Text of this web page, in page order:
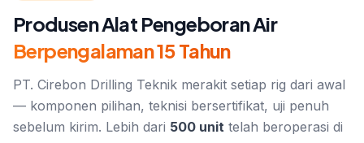
Produsen Alat Pengeboran Air
Berpengalaman 15 Tahun
PT. Cirebon Drilling Teknik merakit setiap rig dari awal
— komponen pilihan, teknisi bersertifikat, uji penuh
sebelum kirim. Lebih dari 500 unit telah beroperasi di